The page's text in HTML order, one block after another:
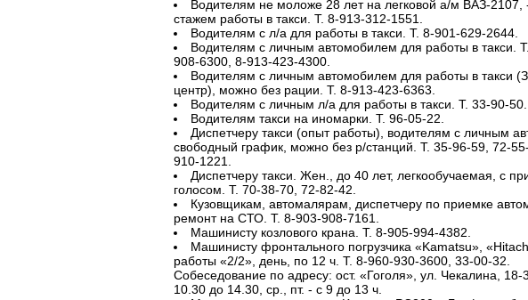
Водителям не моложе 28 лет на легковой а/м ВАЗ-2107,
стажем работы в такси. Т. 8-913-312-1551.
Водителям с л/а для работы в такси. Т. 8-901-629-2644.
Водителям с личным автомобилем для работы в такси.
908-6300, 8-913-423-4300.
Водителям с личным автомобилем для работы в такси
центр), можно без рации. Т. 8-913-423-6363.
Водителям с личным л/а для работы в такси. Т. 33-90-50.
Водителям такси на иномарки. Т. 96-05-22.
Диспетчеру такси (опыт работы), водителям с личным
свободный график, можно без р/станций. Т. 35-96-59, 72-
910-1221.
Диспетчеру такси. Жен., до 40 лет, легкообучаемая, с
голосом. Т. 70-38-70, 72-82-42.
Кузовщикам, автомалярам, диспетчеру по приемке
ремонт на СТО. Т. 8-903-908-7161.
Машинисту козлового крана. Т. 8-905-994-4382.
Машинисту фронтального погрузчика «Kamatsu»,
работы «2/2», день, по 12 ч. Т. 8-960-930-3600, 33-00-32.
Собеседование по адресу: ост. «Гоголя», ул. Чекалина, 18-
10.30 до 14.30, ср., пт. - с 9 до 13 ч.